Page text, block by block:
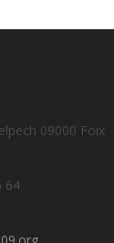
09000 Foix
64
S’ouvre